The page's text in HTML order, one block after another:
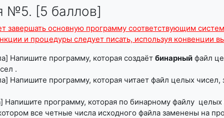
№5. [5 баллов]
завершать основную программу соответствующим
и процедуры следует писать, используя конвенции
Напишите программу, которая создаёт бинарныйфайл
.
Напишите программу, которая читает файл целых
Напишите программу, которая по бинарному файлу целых
все четные числа исходного файла заменены на